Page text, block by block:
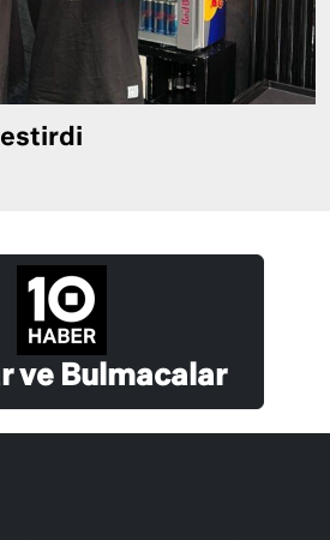
ve Bulmacalar